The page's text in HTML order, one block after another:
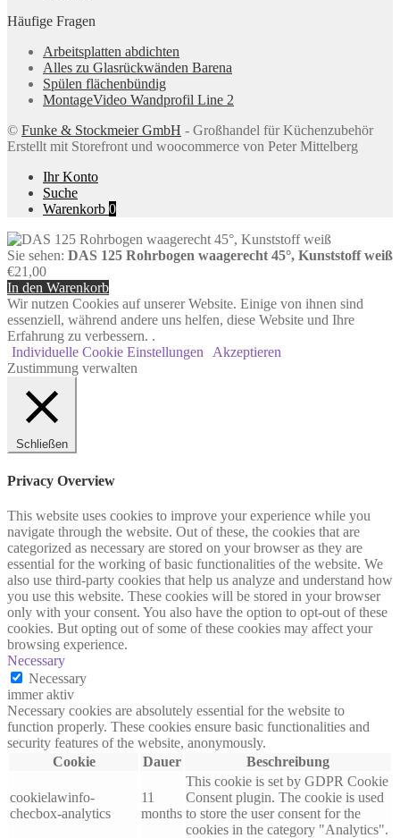
Häufige Fragen
Arbeitsplatten abdichten
Alles zu Glasrückwänden Barena
Spülen flächenbündig
MontageVideo Wandprofil Line 2
© Funke & Stockmeier GmbH - Großhandel für Küchenzubehör
Erstellt mit Storefront und woocommerce von Peter Mittelberg
Ihr Konto
Suche
Warenkorb 0
Sie sehen: DAS 125 Rohrbogen waagerecht 45°, Kunststoff weiß
€21,00
In den Warenkorb
Wir nutzen Cookies auf unserer Website. Einige von ihnen sind
essenziell, während andere uns helfen, diese Website und Ihre
Erfahrung zu verbessern. .
Individuelle Cookie Einstellungen
Akzeptieren
Zustimmung verwalten
Schließen
Privacy Overview
This website uses cookies to improve your experience while you
navigate through the website. Out of these, the cookies that are
categorized as necessary are stored on your browser as they are
essential for the working of basic functionalities of the website. We
also use third-party cookies that help us analyze and understand how
you use this website. These cookies will be stored in your browser
only with your consent. You also have the option to opt-out of these
cookies. But opting out of some of these cookies may affect your
browsing experience.
Necessary
Necessary
immer aktiv
Necessary cookies are absolutely essential for the website to
function properly. These cookies ensure basic functionalities and
security features of the website, anonymously.
Cookie
Dauer Beschreibung
cookielawinfo-
checbox-analytics
11
months
This cookie is set by GDPR Cookie
Consent plugin. The cookie is used
to store the user consent for the
cookies in the category "Analytics".